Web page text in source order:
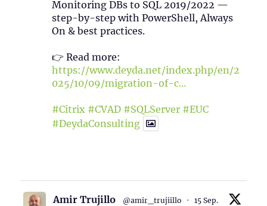
Monitoring DBs to SQL 2019/2022 —
step-by-step with PowerShell, Always
On & best practices.
👉 Read more:
https://www.deyda.net/index.php/en/2
025/10/09/migration-of-c...
#Citrix #CVAD #SQLServer #EUC
#DeydaConsulting
Amir Trujillo @amir_trujiillo · 15 Sep.